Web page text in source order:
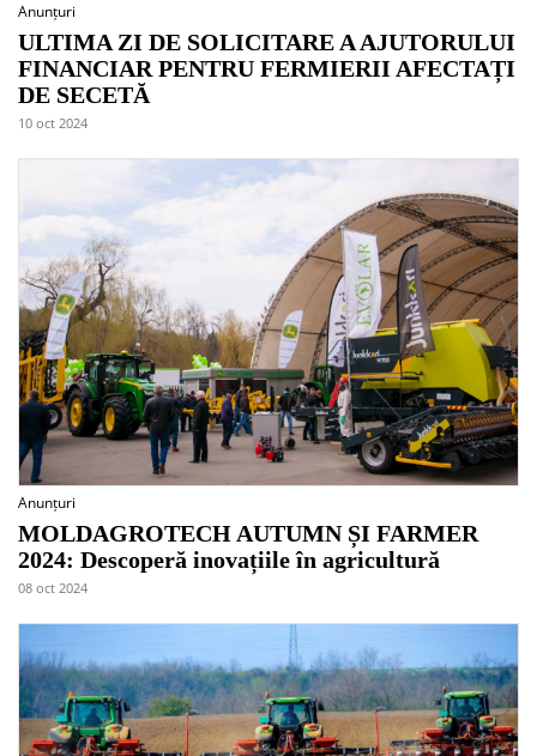
Anunțuri
ULTIMA ZI DE SOLICITARE A AJUTORULUI
FINANCIAR PENTRU FERMIERII AFECTAȚI
DE SECETĂ
10 oct 2024
Anunțuri
MOLDAGROTECH AUTUMN ȘI FARMER
2024: Descoperă inovațiile în agricultură
08 oct 2024